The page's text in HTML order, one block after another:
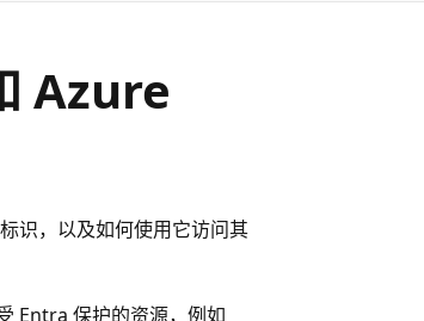
Azure
识，以及如何使用它访问其
Entra 保护的资源，例如